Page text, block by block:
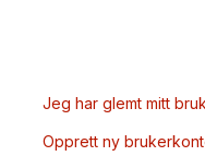
Jeg har glemt mitt
Opprett ny